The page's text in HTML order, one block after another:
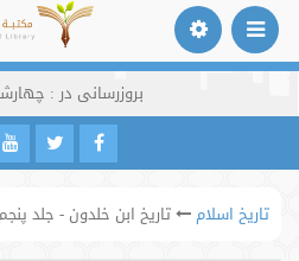
بروزرسانی در : چهارشنبه, 07
تاریخ اسلام تاریخ ابن خلدون - جلد پنجم